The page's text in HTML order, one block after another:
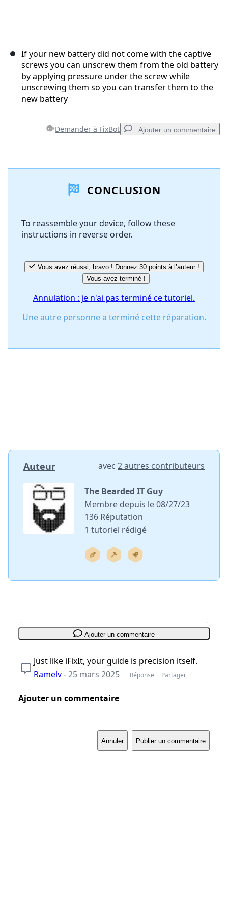
If your new battery did not come with the captive
screws you can unscrew them from the old battery
by applying pressure under the screw while
unscrewing them so you can transfer them to the
new battery
Demander à FixBot Ajouter un commentaire
Ajouter un commentaire
Annuler Publier un commentaire
CONCLUSION
To reassemble your device, follow these
instructions in reverse order.
Vous avez réussi, bravo ! Donnez 30 points à l’auteur !
Vous avez terminé !
Annulation : je n'ai pas terminé ce tutoriel.
Une autre personne a terminé cette réparation.
Auteur avec 2 autres contributeurs
The Bearded IT Guy
Membre depuis le 08/27/23
136 Réputation
1 tutoriel rédigé
Ajouter un commentaire
Just like iFixIt, your guide is precision itself.
Ramelv-25 mars 2025 Réponse Partager
Ajouter un commentaire
Annuler Publier un commentaire